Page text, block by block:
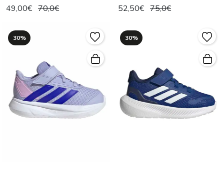
49,00€ 70,0€ 52,50€ 75,0€
30% 30%